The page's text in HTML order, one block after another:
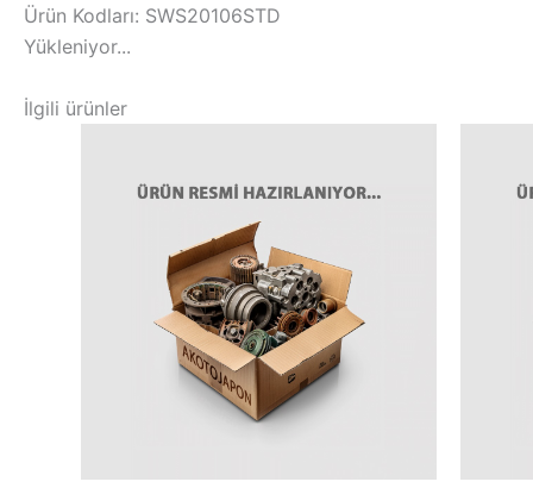
Ürün Kodları: SWS20106STD
Yükleniyor...
İlgili ürünler